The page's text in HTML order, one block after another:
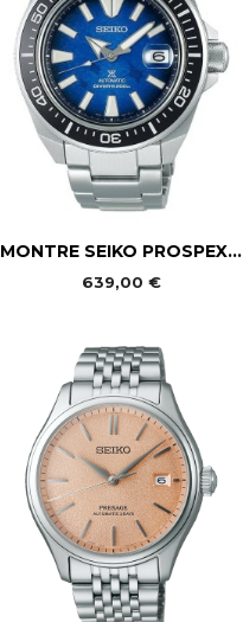
Aperçu rapide
MONTRE SEIKO PROSPEX...
639,00 €